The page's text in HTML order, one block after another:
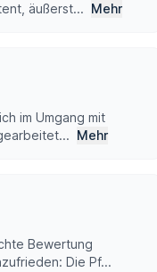
äußerst... Mehr
im Umgang mit
Mehr
Bewertung
Die Pf...